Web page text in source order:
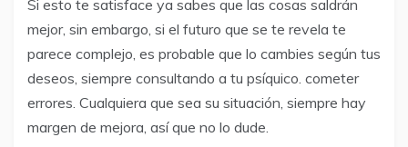
Si esto te satisface ya sabes que las cosas saldrán
mejor, sin embargo, si el futuro que se te revela te
parece complejo, es probable que lo cambies según tus
deseos, siempre consultando a tu psíquico. cometer
errores. Cualquiera que sea su situación, siempre hay
margen de mejora, así que no lo dude.